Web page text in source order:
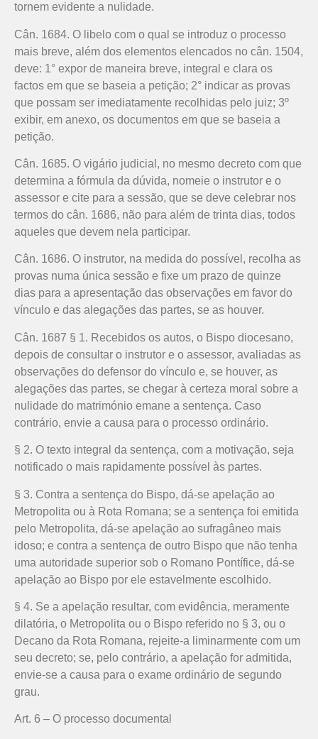
tornem evidente a nulidade.
Cân. 1684. O libelo com o qual se introduz o processo
mais breve, além dos elementos elencados no cân. 1504,
deve: 1° expor de maneira breve, integral e clara os
factos em que se baseia a petição; 2° indicar as provas
que possam ser imediatamente recolhidas pelo juiz; 3º
exibir, em anexo, os documentos em que se baseia a
petição.
Cân. 1685. O vigário judicial, no mesmo decreto com que
determina a fórmula da dúvida, nomeie o instrutor e o
assessor e cite para a sessão, que se deve celebrar nos
termos do cân. 1686, não para além de trinta dias, todos
aqueles que devem nela participar.
Cân. 1686. O instrutor, na medida do possível, recolha as
provas numa única sessão e fixe um prazo de quinze
dias para a apresentação das observações em favor do
vínculo e das alegações das partes, se as houver.
Cân. 1687 § 1. Recebidos os autos, o Bispo diocesano,
depois de consultar o instrutor e o assessor, avaliadas as
observações do defensor do vínculo e, se houver, as
alegações das partes, se chegar à certeza moral sobre a
nulidade do matrimónio emane a sentença. Caso
contrário, envie a causa para o processo ordinário.
§ 2. O texto integral da sentença, com a motivação, seja
notificado o mais rapidamente possível às partes.
§ 3. Contra a sentença do Bispo, dá-se apelação ao
Metropolita ou à Rota Romana; se a sentença foi emitida
pelo Metropolita, dá-se apelação ao sufragâneo mais
idoso; e contra a sentença de outro Bispo que não tenha
uma autoridade superior sob o Romano Pontífice, dá-se
apelação ao Bispo por ele estavelmente escolhido.
§ 4. Se a apelação resultar, com evidência, meramente
dilatória, o Metropolita ou o Bispo referido no § 3, ou o
Decano da Rota Romana, rejeite-a liminarmente com um
seu decreto; se, pelo contrário, a apelação for admitida,
envie-se a causa para o exame ordinário de segundo
grau.
Art. 6 – O processo documental